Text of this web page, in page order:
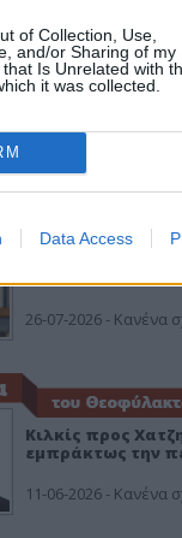
of Collection, Use,
and/or Sharing of my
Is Unrelated with
it was collected.
Data Access
ο ΣΥΡΙΖΑ και οι
26-07-2026 - Κανένα
Κιλκίς προς
εμπράκτως την
11-06-2026 - Κανένα